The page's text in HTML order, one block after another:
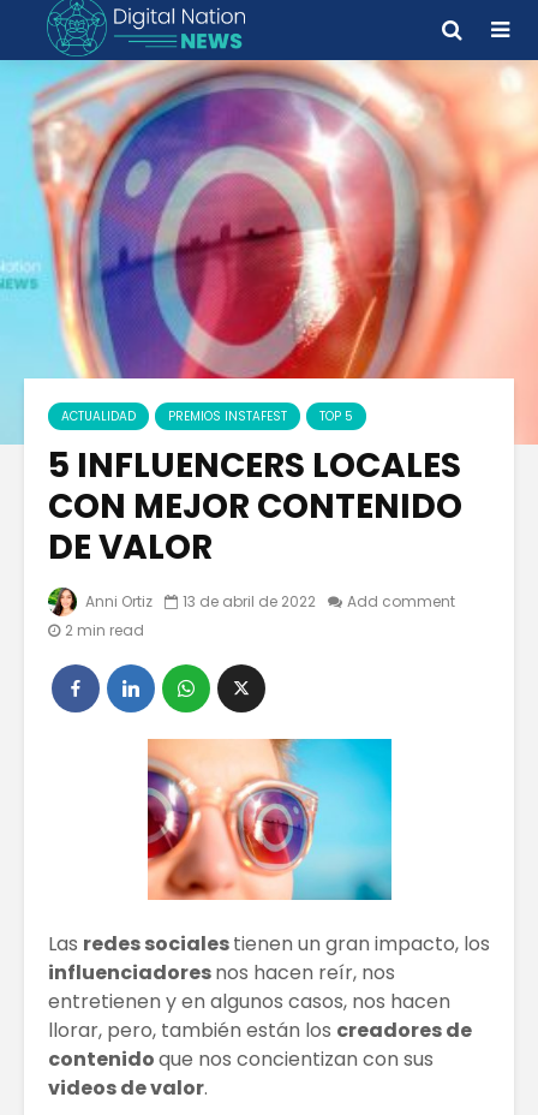
ACTUALIDAD PREMIOS INSTAFEST TOP 5
5 INFLUENCERS LOCALES
CON MEJOR CONTENIDO
DE VALOR
Anni Ortiz 13 de abril de 2022
Add comment
2 min read
Las redes socialestienen un gran impacto, los
influenciadoresnos hacen reír, nos
entretienen y en algunos casos, nos hacen
llorar, pero, también están los creadores de
contenidoque nos concientizan con sus
videos de valor.
Tips para
ventas en línea
Los Empleos Que
Serán
Reemplazados
Por La
Inteligencia
Artificial
Los bonos
verdes